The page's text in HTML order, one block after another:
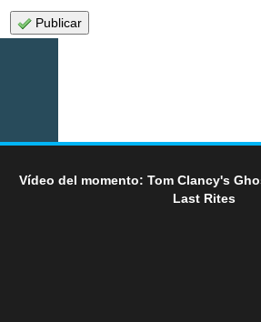
Publicar
Vídeo del momento: Tom Clancy's
Last Rites